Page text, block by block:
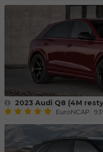
2023 Audi Q8 (4M
EuroNCAP: